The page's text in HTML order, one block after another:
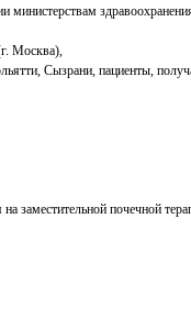
Москва),
Сызрани, пациенты,
почечной